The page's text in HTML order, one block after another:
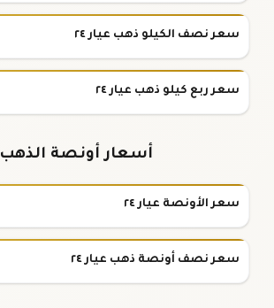
سعر نصف الكيلو ذهب عيار ٢٤
سعر ربع كيلو ذهب عيار ٢٤
أسعار أونصة الذهب
سعر الأونصة عيار ٢٤
سعر نصف أونصة ذهب عيار ٢٤